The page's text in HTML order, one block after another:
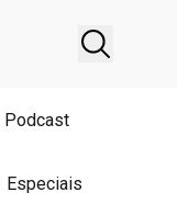
Podcast
Especiais